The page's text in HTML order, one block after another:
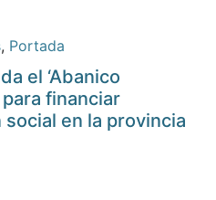
, Portada
el ‘Abanico
financiar
en la provincia